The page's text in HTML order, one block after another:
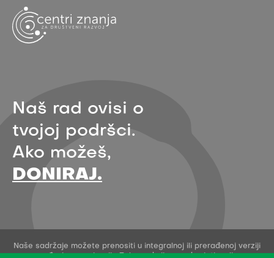
Naš rad ovisi o
tvojoj podršci.
Ako možeš,
DONIRAJ.
Naše sadržaje možete prenositi u integralnoj ili prerađenoj verziji